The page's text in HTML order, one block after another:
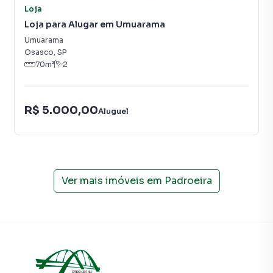
empreendimentos em construção ou lançamentos na
planta em Padroeira e em outras regiões de Osasco. Aqui
você encontra milhares de ofertas para encontrar o imóvel
que mais combina com seu estilo de vida.
consegue comprar ou alugar um imóvel em Osasco
fazer tudo online, direto do seu computador ou
compradores com o mercado imobiliário.
Na A Bela Vista Imóveis você consegue vender ou alugar
Loja
Loja para Alugar em Umuarama
Umuarama
Osasco, SP
70m² 2
R$ 5.000,00Aluguel
Ver mais imóveis em Padroeira